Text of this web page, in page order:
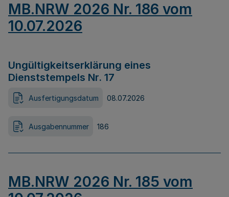
MB.NRW 2026 Nr. 186 vom
10.07.2026
Ungültigkeitserklärung eines
Dienststempels Nr. 17
Ausfertigungsdatum 08.07.2026
Ausgabennummer 186
MB.NRW 2026 Nr. 185 vom